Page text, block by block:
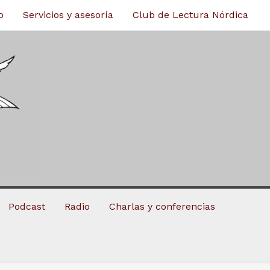
Servicios y asesoría Club de Lectura Nórdica
Podcast Radio Charlas y conferencias